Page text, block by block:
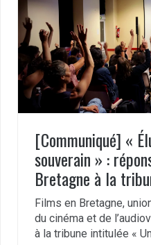
[Communiqué] «
souverain » :
Bretagne à la
Films en Bretagne,
du cinéma et de
à la tribune intitulée «